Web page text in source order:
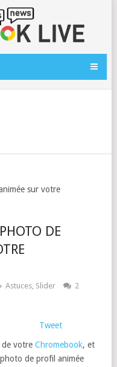
sur votre
DE
Astuces, Slider
2
Tweet
de votre Chromebook, et
de profil animée